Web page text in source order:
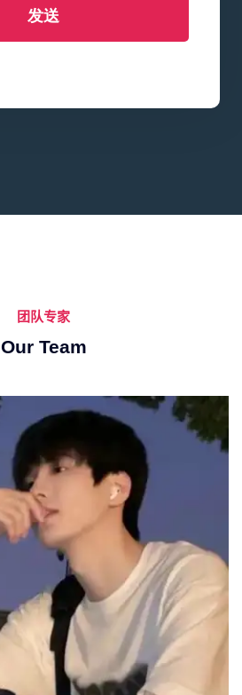
发送
团队专家
Our Team